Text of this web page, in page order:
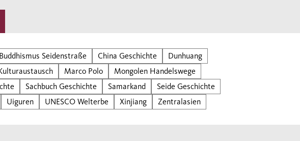
Buddhismus Seidenstraße China Geschichte
Dunhuang
Marco Polo
Mongolen Handelswege
Sachbuch Geschichte Samarkand
Seide Geschichte
Uiguren UNESCO Welterbe Xinjiang Zentralasien